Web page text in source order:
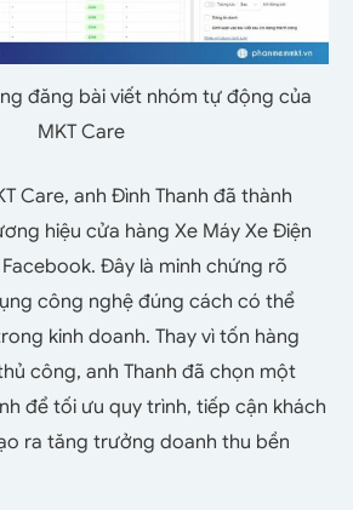
đăng bài viết nhóm tự động của
MKT Care
Care, anh Đình Thanh đã thành
hiệu cửa hàng Xe Máy Xe Điện
Đây là minh chứng rõ
công nghệ đúng cách có thể
kinh doanh. Thay vì tốn hàng
công, anh Thanh đã chọn một
để tối ưu quy trình, tiếp cận khách
ra tăng trưởng doanh thu bền